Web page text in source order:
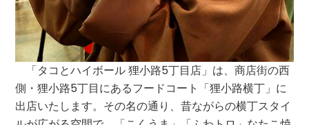
「タコとハイボール 狸小路5丁目店」は、商店街の西
側・狸小路5丁目にあるフードコート「狸小路横丁」に
出店いたします。その名の通り、昔ながらの横丁スタイ